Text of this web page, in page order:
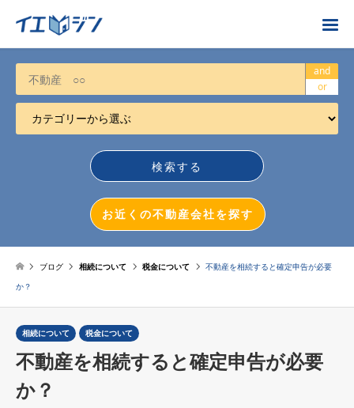
お近くの不動産会社を探す
カテゴリーから選ぶ
不動産売却
不動産投資
マンション売却
土地売却
税金について
and
or
お近くの不動産会社を探す
ブログ 相続について 税金について
不動産を相続すると確定申告が必要
か？
相続について 税金について
不動産を相続すると確定申告が必要
か？